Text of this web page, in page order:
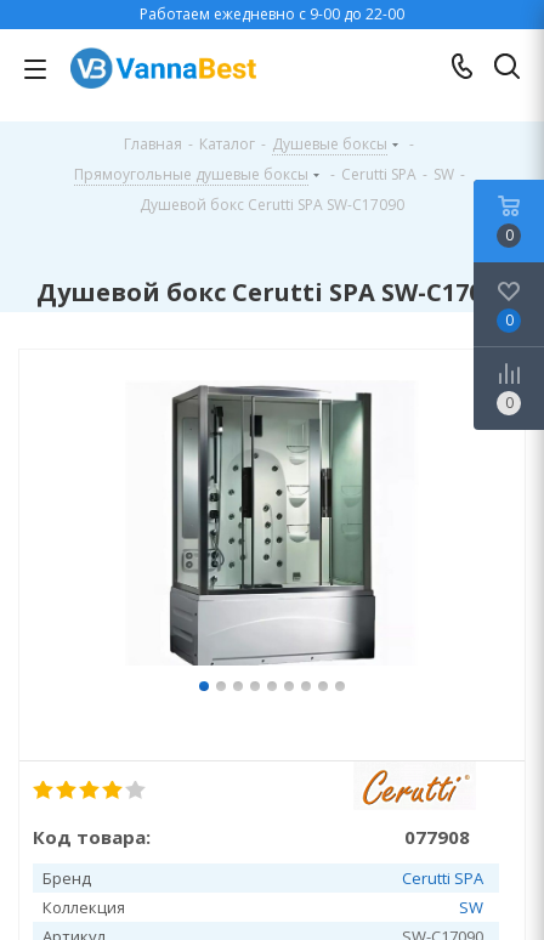
Работаем ежедневно с 9-00 до 22-00
Главная - Каталог - Душевые боксы
-
Прямоугольные душевые боксы
- Cerutti SPA - SW -
Душевой бокс Cerutti SPA SW-C17090
Душевой бокс Cerutti SPA SW-C17090
Код товара: 077908
Бренд
Cerutti SPA
Коллекция
SW
0
0
0